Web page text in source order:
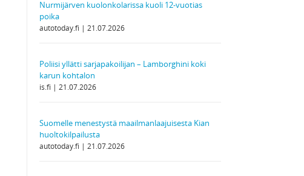
Nurmijärven kuolonkolarissa kuoli 12-vuotias
poika
autotoday.fi 21.07.2026
Poliisi yllätti sarjapakoilijan – Lamborghini koki
karun kohtalon
is.fi 21.07.2026
Suomelle menestystä maailmanlaajuisesta Kian
huoltokilpailusta
autotoday.fi 21.07.2026